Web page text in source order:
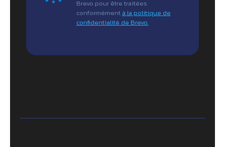
Brevo pour être traitées
conformément à la politique de
confidentialité de Brevo.